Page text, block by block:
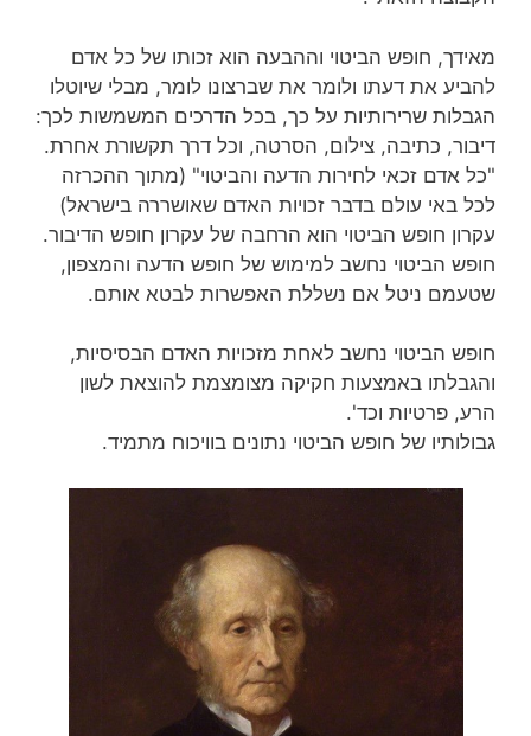
מאידך, חופש הביטוי וההבעה הוא זכותו של כל אדם
להביע את דעתו ולומר את שברצונו לומר, מבלי שיוטלו
הגבלות שרירותיות על כך, בכל הדרכים המשמשות לכך:
דיבור, כתיבה, צילום, הסרטה, וכל דרך תקשורת אחרת.
"כל אדם זכאי לחירות הדעה והביטוי" (מתוך ההכרזה
לכל באי עולם בדבר זכויות האדם שאושררה בישראל)
עקרון חופש הביטוי הוא הרחבה של עקרון חופש הדיבור.
חופש הביטוי נחשב למימוש של חופש הדעה והמצפון,
שטעמם ניטל אם נשללת האפשרות לבטא אותם.
חופש הביטוי נחשב לאחת מזכויות האדם הבסיסיות,
והגבלתו באמצעות חקיקה מצומצמת להוצאת לשון
הרע, פרטיות וכד'.
גבולותיו של חופש הביטוי נתונים בוויכוח מתמיד.